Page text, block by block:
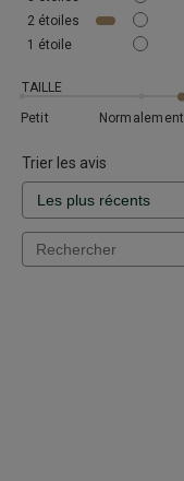
2 étoiles
1 étoile
TAILLE
Petit
Normalement
Trier les avis